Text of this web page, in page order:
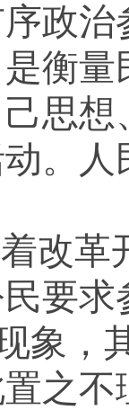
政
衡
思
。
改革
要
象
之